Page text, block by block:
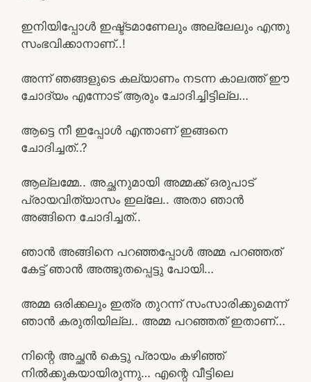
ഇനിയിപ്പോൾ ഇഷ്ട്ടമാണേലും അല്ലേലും എന്തു
സംഭവിക്കാനാണ്..!
അന്ന് ഞങ്ങളുടെ കല്യാണം നടന്ന കാലത്ത് ഈ
ചോദ്യം എന്നോട് ആരും ചോദിച്ചിട്ടില്ല…
ആട്ടെ നീ ഇപ്പോൾ എന്താണ് ഇങ്ങനെ
ചോദിച്ചത്..?
ആല്ലമ്മേ.. അച്ഛനുമായി അമ്മക്ക് ഒരുപാട്
പ്രായവിത്യാസം ഇല്ലേ.. അതാ ഞാൻ
അങ്ങിനെ ചോദിച്ചത്..
ഞാൻ അങ്ങിനെ പറഞ്ഞപ്പോൾ അമ്മ പറഞ്ഞത്
കേട്ട് ഞാൻ അത്ഭുതപ്പെട്ടു പോയി…
അമ്മ ഒരിക്കലും ഇത്ര തുറന്ന് സംസാരിക്കുമെന്ന്
ഞാൻ കരുതിയില്ല.. അമ്മ പറഞ്ഞത് ഇതാണ്…
നിന്റെ അച്ഛൻ കെട്ടു പ്രായം കഴിഞ്ഞ്
നിൽക്കുകയായിരുന്നു… എന്റെ വീട്ടിലെ